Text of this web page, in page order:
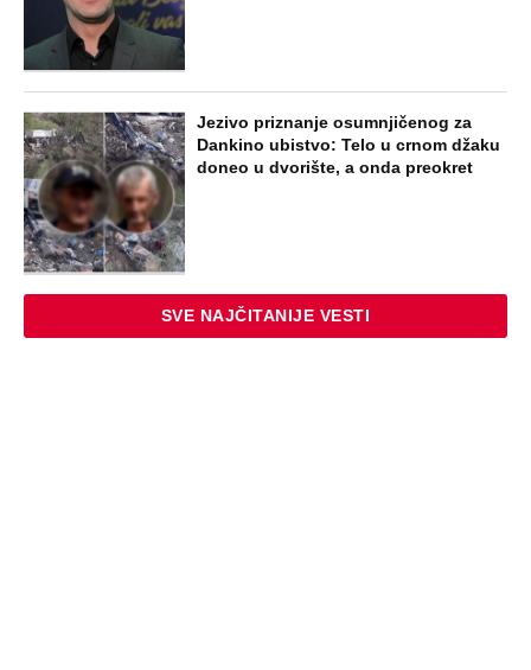
Jezivo priznanje osumnjičenog za
Dankino ubistvo: Telo u crnom džaku
doneo u dvorište, a onda preokret
SVE NAJČITANIJE VESTI